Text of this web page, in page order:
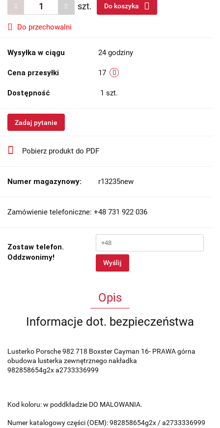
szt. Do koszyka
Do przechowalni
Wysyłka w ciągu 24 godziny
Cena przesyłki 17
Dostępność 1 szt.
Zadaj pytanie
Pobierz produkt do PDF
Numer magazynowy: r13235new
Zamówienie telefoniczne: +48 731 922 036
Zostaw telefon.
Oddzwonimy!
Wyślij
Opis
Informacje dot. bezpieczeństwa
Lusterko Porsche 982 718 Boxster Cayman 16- PRAWA górna
obudowa lusterka zewnętrznego nakładka
982858654g2x a2733336999
Kod koloru: w poddkładzie DO MALOWANIA.
Numer katalogowy części (OEM): 982858654g2x / a2733336999